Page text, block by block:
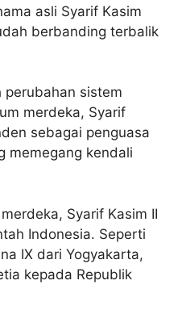
asli Syarif Kasim
berbanding terbalik
perubahan sistem
merdeka, Syarif
sebagai penguasa
memegang kendali
Syarif Kasim II
Indonesia. Seperti
IX dari Yogyakarta,
kepada Republik